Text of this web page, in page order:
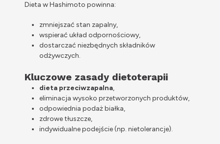
Dieta w Hashimoto powinna:
zmniejszać stan zapalny,
wspierać układ odpornościowy,
dostarczać niezbędnych składników
odżywczych.
Kluczowe zasady dietoterapii
dieta przeciwzapalna,
eliminacja wysoko przetworzonych produktów,
odpowiednia podaż białka,
zdrowe tłuszcze,
indywidualne podejście (np. nietolerancje).